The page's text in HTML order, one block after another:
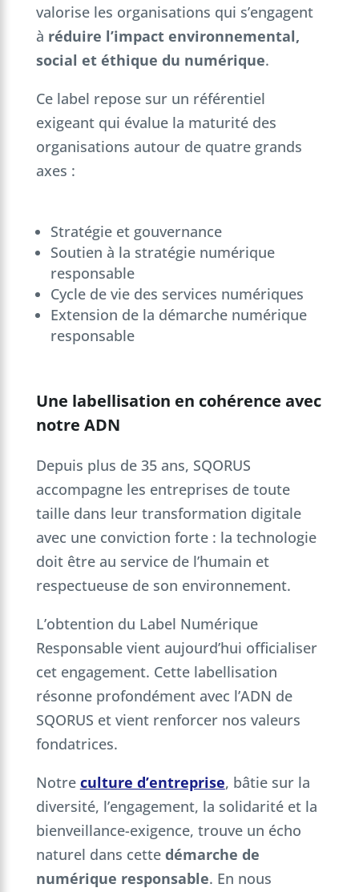
valorise les organisations qui s’engagent
à réduire l’impact environnemental,
social et éthique du numérique.
Ce label repose sur un référentiel
exigeant qui évalue la maturité des
organisations autour de quatre grands
axes :
Stratégie et gouvernance
Soutien à la stratégie numérique
responsable
Cycle de vie des services numériques
Extension de la démarche numérique
responsable
Une labellisation en cohérence avec
notre ADN
Depuis plus de 35 ans, SQORUS
accompagne les entreprises de toute
taille dans leur transformation digitale
avec une conviction forte : la technologie
doit être au service de l’humain et
respectueuse de son environnement.
L’obtention du Label Numérique
Responsable vient aujourd’hui officialiser
cet engagement. Cette labellisation
résonne profondément avec l’ADN de
SQORUS et vient renforcer nos valeurs
fondatrices.
Notre culture d’entreprise, bâtie sur la
diversité, l’engagement, la solidarité et la
bienveillance-exigence, trouve un écho
naturel dans cette démarche de
numérique responsable. En nous